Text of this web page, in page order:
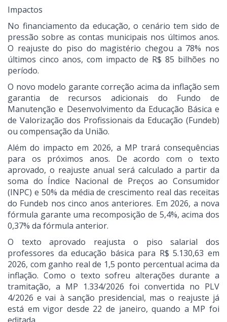
Impactos
No financiamento da educação, o cenário tem sido de
pressão sobre as contas municipais nos últimos anos.
O reajuste do piso do magistério chegou a 78% nos
últimos cinco anos, com impacto de R$ 85 bilhões no
período.
O novo modelo garante correção acima da inflação sem
garantia de recursos adicionais do Fundo de
Manutenção e Desenvolvimento da Educação Básica e
de Valorização dos Profissionais da Educação (Fundeb)
ou compensação da União.
Além do impacto em 2026, a MP trará consequências
para os próximos anos. De acordo com o texto
aprovado, o reajuste anual será calculado a partir da
soma do Índice Nacional de Preços ao Consumidor
(INPC) e 50% da média de crescimento real das receitas
do Fundeb nos cinco anos anteriores. Em 2026, a nova
fórmula garante uma recomposição de 5,4%, acima dos
0,37% da fórmula anterior.
O texto aprovado reajusta o piso salarial dos
professores da educação básica para R$ 5.130,63 em
2026, com ganho real de 1,5 ponto percentual acima da
inflação. Como o texto sofreu alterações durante a
tramitação, a MP 1.334/2026 foi convertida no PLV
4/2026 e vai à sanção presidencial, mas o reajuste já
está em vigor desde 22 de janeiro, quando a MP foi